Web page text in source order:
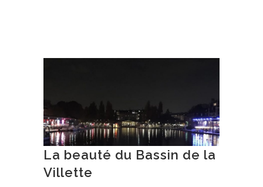
La beauté du Bassin de la
Villette